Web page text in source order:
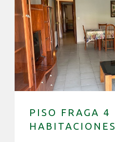
PISO FRAGA 4
HABITACIONES